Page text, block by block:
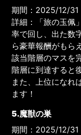
期間：2025/12/
詳細：「旅の玉佩
率で回し、出た数
ら豪華報酬がもら
該当階層のマスを
階層に到達すると
また、上位になれ
ます！
5.魔獣の巣
期間：2025/12/